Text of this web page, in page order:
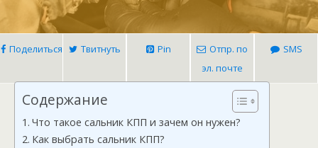
Поделиться Твитнуть Pin
Отпр. по
эл. почте
SMS
Содержание
Что такое сальник КПП и зачем он нужен?
Как выбрать сальник КПП?